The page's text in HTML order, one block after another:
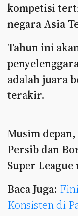
kompetisi
negara Asia
Tahun ini
adalah juara
terakir.
Musim
Persib dan
Super
Baca Juga:
Konsisten di